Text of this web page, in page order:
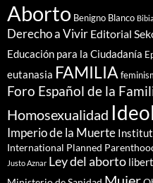
Aborto Benigno Blanco
Derecho a Vivir Editorial
Educación para la Ciudadanía
eutanasia FAMILIA
Foro Español de la
Homosexualidad
Imperio de la Muerte
International Planned
Justo Aznar Ley del aborto